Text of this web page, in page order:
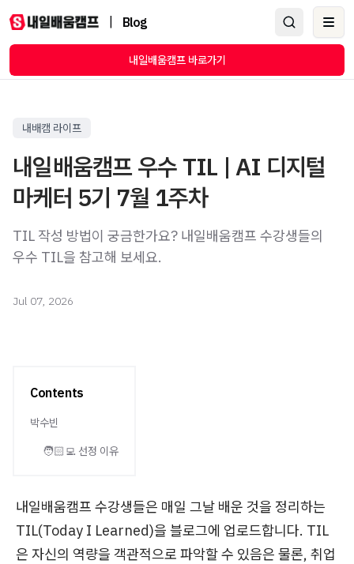
Blog
내일배움캠프 바로가기
내배캠 라이프
내일배움캠프 우수 TIL | AI 디지털
마케터 5기 7월 1주차
TIL 작성 방법이 궁금한가요? 내일배움캠프 수강생들의
우수 TIL을 참고해 보세요.
Jul 07, 2026
Contents
박수빈
🧑🏻‍💻 선정 이유
내일배움캠프 수강생들은 매일 그날 배운 것을 정리하는
TIL(Today I Learned)을 블로그에 업로드합니다. TIL
은 자신의 역량을 객관적으로 파악할 수 있음은 물론, 취업